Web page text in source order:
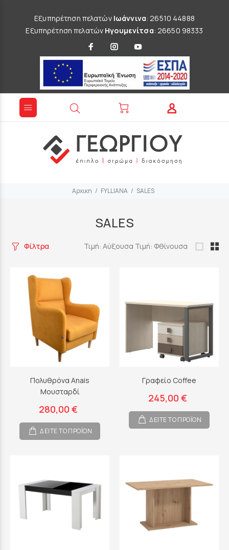
Εξυπηρέτηση πελατών Ιωάννινα: 26510 44888
Εξυπηρέτηση πελατών Ηγουμενίτσα: 26650 98333
Αρχικη FYLLIANA SALES
SALES
Φίλτρα Τιμή: Αύξουσα Τιμή: Φθίνουσα
Πολυθρόνα Anais
Μουσταρδί
280,00 €
ΔΕΙΤΕ ΤΟ ΠΡΟΪΟΝ
Γραφείο Coffee
245,00 €
ΔΕΙΤΕ ΤΟ ΠΡΟΪΟΝ